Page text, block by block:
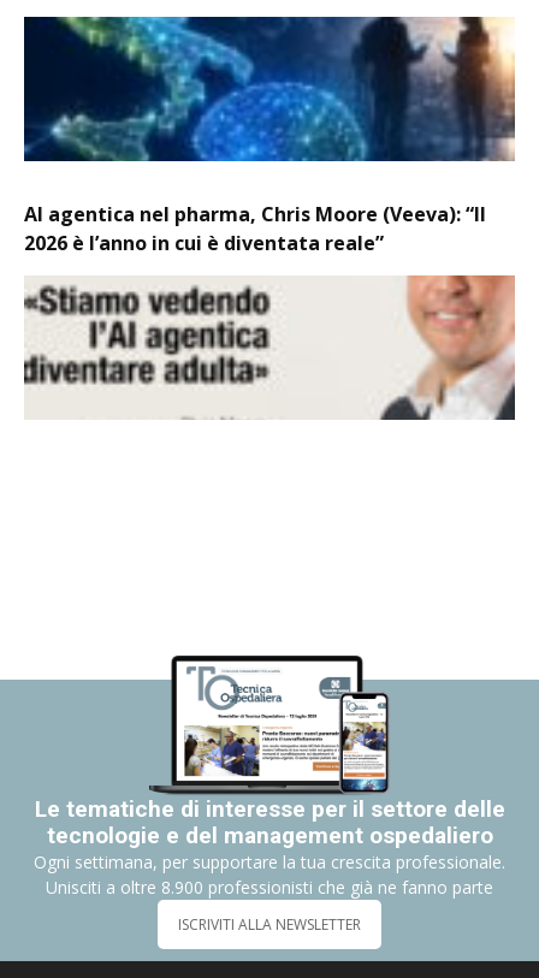
AI agentica nel pharma, Chris Moore (Veeva): “Il
2026 è l’anno in cui è diventata reale”
Le tematiche di interesse per il settore delle
tecnologie e del management ospedaliero
Ogni settimana, per supportare la tua crescita professionale.
Unisciti a oltre 8.900 professionisti che già ne fanno parte
ISCRIVITI ALLA NEWSLETTER